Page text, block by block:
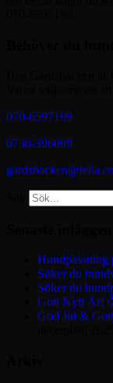
070-6597199
0730-396099
Hundpassning
Söker du
Söker du
Gott Nytt År!
God Jul &